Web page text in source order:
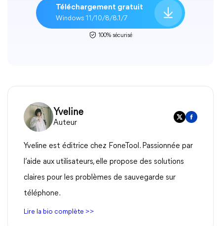
Téléchargement gratuit
Windows 11/10/8/8.1/7
100% sécurisé
Yveline
Auteur
Yveline est éditrice chez FoneTool. Passionnée par
l’aide aux utilisateurs, elle propose des solutions
claires pour les problèmes de sauvegarde sur
téléphone.
Lire la bio complète >>